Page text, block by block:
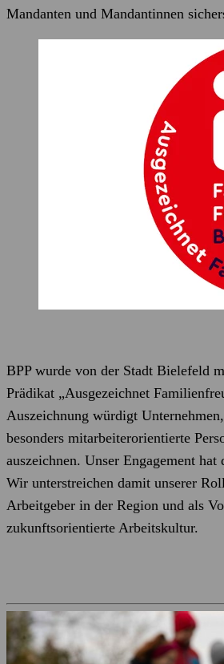
Mandanten und Mandantinnen
BPP wurde von der Stadt Bielefeld
Prädikat „Ausgezeichnet
Auszeichnung würdigt
besonders mitarbeiterorientierte
auszeichnen. Unser Engagement hat
Wir unterstreichen damit unserer
Arbeitgeber in der Region und als
zukunftsorientierte Arbeitskultur.